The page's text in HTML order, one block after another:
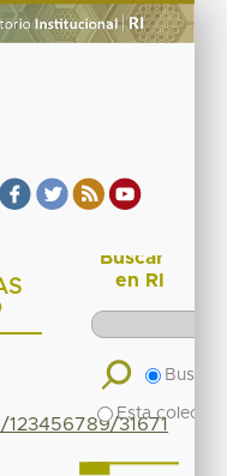
31671
Buscar
en RI
Buscar
Esta